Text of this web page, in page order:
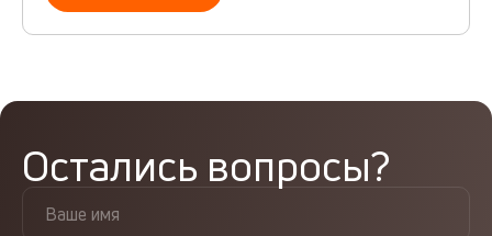
Остались вопросы?